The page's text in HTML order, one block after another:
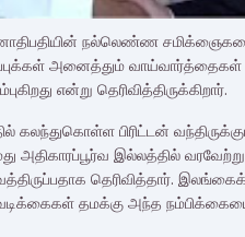
நல்லெண்ண சமிக்ஞைகளை
அனைத்தும்
என்று தெரிவித்திருக்கிறார்.
கலந்துகொள்ள பிரிட்டன்
இல்லத்தில் வரவேற்று
தெரிவித்தார்.
தமக்கு அந்த நம்பிக்கையை